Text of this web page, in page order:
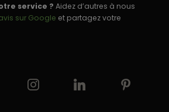
service ? Aidez d’autres à nous
sur Google et partagez votre